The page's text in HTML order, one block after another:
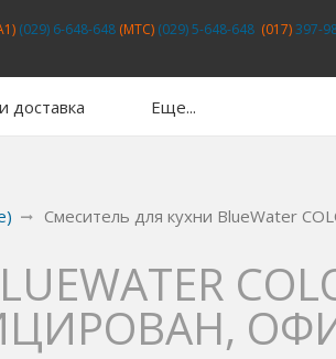
(029) 6-648-648(MTC)(029) 5-648-648 (017)397-
доставка Еще...
Смеситель для кухни BlueWater